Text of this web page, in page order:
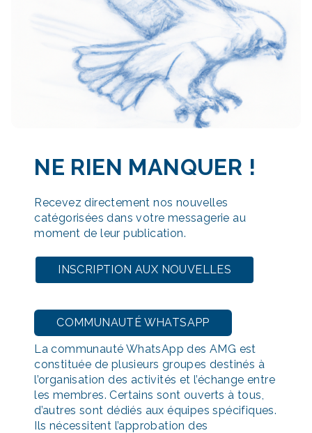
NE RIEN MANQUER !
Recevez directement nos nouvelles
catégorisées dans votre messagerie au
moment de leur publication.
INSCRIPTION AUX NOUVELLES
COMMUNAUTÉ WHATSAPP
La communauté WhatsApp des AMG est
constituée de plusieurs groupes destinés à
l’organisation des activités et l’échange entre
les membres. Certains sont ouverts à tous,
d’autres sont dédiés aux équipes spécifiques.
Ils nécessitent l’approbation des